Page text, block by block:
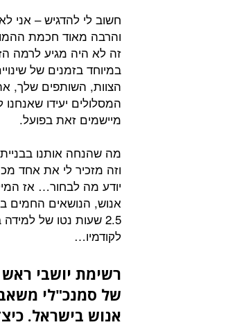
חשוב לי להדגיש – אני
והרבה מאוד חכמת
זה לא היה מגיע לרמה
הצוות, השותפים שלך,
המסלולים יעידו
מיישמים זאת בפועל.
יודע מה לבחור… אז
אנוש, הנושאים החמים
2.5 שעות נטו של
לקודמיו…
רשימת יושבי
של סמנכ"לי
אנוש בישראל.